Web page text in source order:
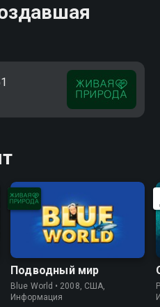
Подводный мир
Blue World • 2008, США,
Информация